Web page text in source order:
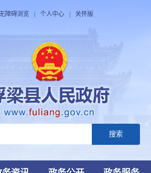
障碍浏览 个人中心 关怀版
搜索